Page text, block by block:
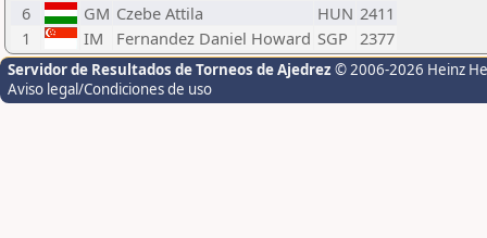
6
GM Czebe Attila HUN 2411
1
IM Fernandez Daniel Howard SGP 2377
Servidor de Resultados de Torneos de Ajedrez © 2006-2026 Heinz
Aviso legal/Condiciones de uso